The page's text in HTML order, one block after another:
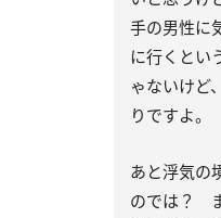
手の男性に
に行くとい
ゃないけど
りですよ。
あと浮気の
のでは？